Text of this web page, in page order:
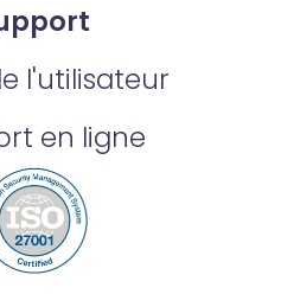
l'utilisateur
en ligne